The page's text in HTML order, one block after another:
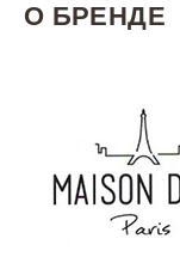
О БРЕНДЕ